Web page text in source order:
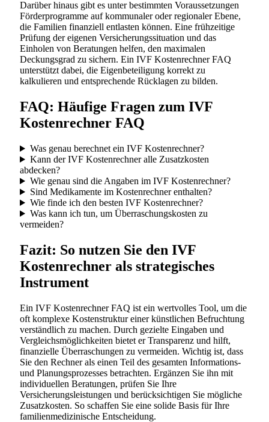
Darüber hinaus gibt es unter bestimmten Voraussetzungen
Förderprogramme auf kommunaler oder regionaler Ebene,
die Familien finanziell entlasten können. Eine frühzeitige
Prüfung der eigenen Versicherungssituation und das
Einholen von Beratungen helfen, den maximalen
Deckungsgrad zu sichern. Ein IVF Kostenrechner FAQ
unterstützt dabei, die Eigenbeteiligung korrekt zu
kalkulieren und entsprechende Rücklagen zu bilden.
FAQ: Häufige Fragen zum IVF
Kostenrechner FAQ
Was genau berechnet ein IVF Kostenrechner?
Kann der IVF Kostenrechner alle Zusatzkosten
abdecken?
Wie genau sind die Angaben im IVF Kostenrechner?
Sind Medikamente im Kostenrechner enthalten?
Wie finde ich den besten IVF Kostenrechner?
Was kann ich tun, um Überraschungskosten zu
vermeiden?
Fazit: So nutzen Sie den IVF
Kostenrechner als strategisches
Instrument
Ein IVF Kostenrechner FAQ ist ein wertvolles Tool, um die
oft komplexe Kostenstruktur einer künstlichen Befruchtung
verständlich zu machen. Durch gezielte Eingaben und
Vergleichsmöglichkeiten bietet er Transparenz und hilft,
finanzielle Überraschungen zu vermeiden. Wichtig ist, dass
Sie den Rechner als einen Teil des gesamten Informations-
und Planungsprozesses betrachten. Ergänzen Sie ihn mit
individuellen Beratungen, prüfen Sie Ihre
Versicherungsleistungen und berücksichtigen Sie mögliche
Zusatzkosten. So schaffen Sie eine solide Basis für Ihre
familienmedizinische Entscheidung.